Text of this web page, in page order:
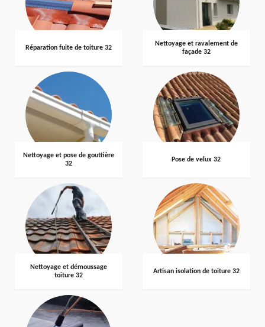
Réparation fuite de toiture 32
Nettoyage et ravalement de
façade 32
Nettoyage et pose de gouttière
32
Pose de velux 32
Nettoyage et démoussage
toiture 32
Artisan isolation de toiture 32